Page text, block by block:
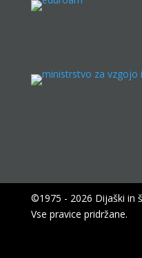
©1975 - 2026 Dijaški in
Vse pravice pridržane.